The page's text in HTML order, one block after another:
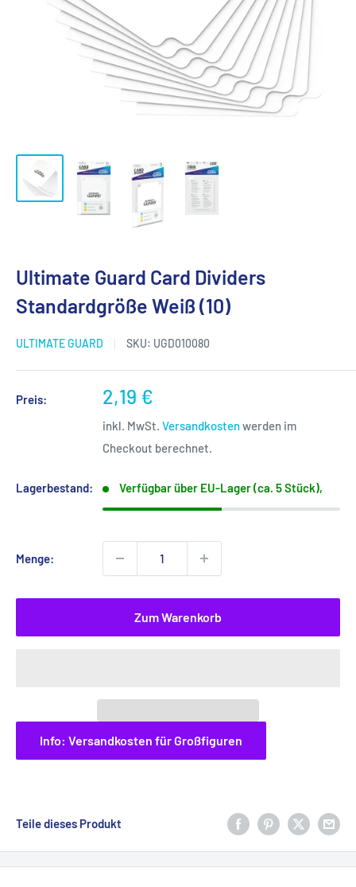
Ultimate Guard Card Dividers
Standardgröße Weiß (10)
ULTIMATE GUARD SKU: UGD010080
Preis: Sonderpreis
2,19 €
inkl. MwSt. Versandkostenwerden im
Checkout berechnet.
Lagerbestand: Verfügbar über EU-Lager (ca. 5 Stück),
Menge:
Zum Warenkorb
Info: Versandkosten für Großfiguren
Teile dieses Produkt